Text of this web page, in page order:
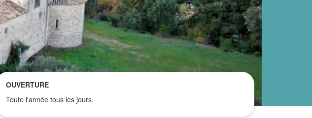
OUVERTURE
Toute l'année tous les jours.